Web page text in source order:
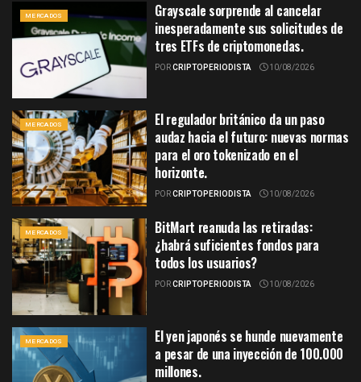
MERCADOS
Grayscale sorprende al cancelar
inesperadamente sus solicitudes de
tres ETFs de criptomonedas.
PORCRIPTOPERIODISTA 10/08/2026
MERCADOS
El regulador británico da un paso
audaz hacia el futuro: nuevas normas
para el oro tokenizado en el
horizonte.
PORCRIPTOPERIODISTA 10/08/2026
MERCADOS
BitMart reanuda las retiradas:
¿habrá suficientes fondos para
todos los usuarios?
PORCRIPTOPERIODISTA 10/08/2026
MERCADOS
El yen japonés se hunde nuevamente
a pesar de una inyección de 100.000
millones.